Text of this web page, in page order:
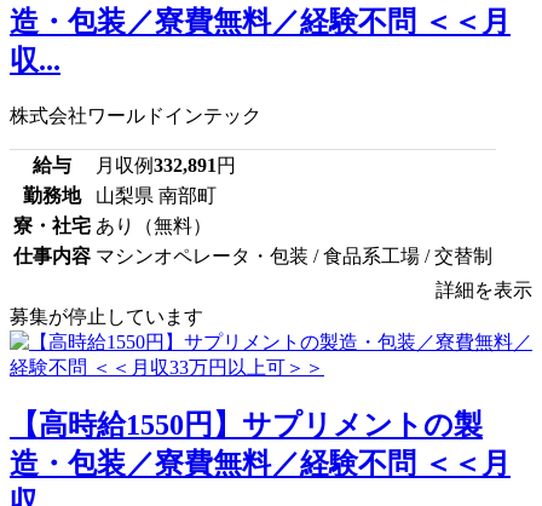
造・包装／寮費無料／経験不問 ＜＜月
収...
株式会社ワールドインテック
給与 月収例332,891 円
勤務地
山梨県 南部町
寮・社宅 あり（無料）
仕事内容 マシンオペレータ・包装 / 食品系工場 / 交替制
詳細を表示
募集が停止しています
【高時給1550円】サプリメントの製
造・包装／寮費無料／経験不問 ＜＜月